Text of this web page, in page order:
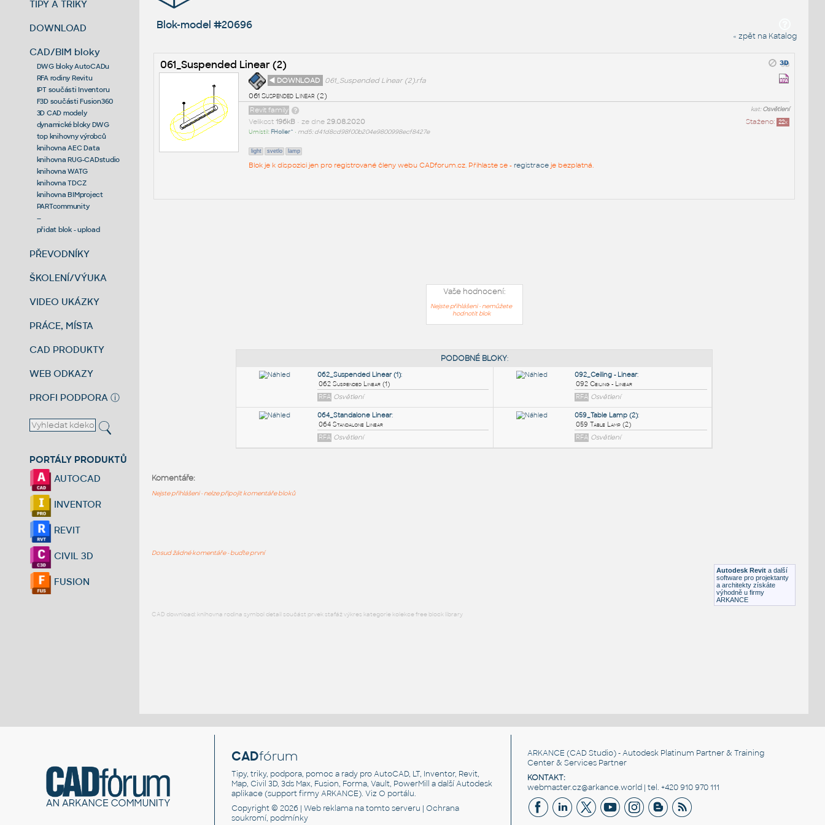
TIPY A TRIKY
DOWNLOAD
CAD/BIM bloky
DWG bloky AutoCADu
RFA rodiny Revitu
IPT součásti Inventoru
F3D součásti Fusion360
3D CAD modely
dynamické bloky DWG
top knihovny výrobců
knihovna AEC Data
knihovna RUG-CADstudio
knihovna WATG
knihovna TDCZ
knihovna BIMproject
PARTcommunity
--
přidat blok - upload
PŘEVODNÍKY
ŠKOLENÍ/VÝUKA
VIDEO UKÁZKY
PRÁCE, MÍSTA
CAD PRODUKTY
WEB ODKAZY
PROFI PODPORA ⓘ
PORTÁLY PRODUKTŮ
AUTOCAD
INVENTOR
REVIT
CIVIL 3D
FUSION
Blok-model #20696
« zpět na Katalog
061_Suspended Linear (2)
◄ DOWNLOAD
061_Suspended Linear (2).rfa
061 Suspended Linear (2)
kat:Osvětlení
Revit family
Staženo: 22x
Velikost 196kB• ze dne 29.08.2020
Umístil: FHoller^ • md5: d41d8cd98f00b204e9800998ecf8427e
light svetlo lamp
Blok je k dispozici jen pro registrované členy webu CADforum.cz. Přihlaste se - registraceje bezplatná.
Vaše hodnocení:
Nejste přihlášeni - nemůžete
hodnotit blok
Osvětlení
Autodesk Revit a další
software pro projektanty
a architekty získáte
výhodně u firmy
ARKANCE
Komentáře:
Nejste přihlášeni - nelze připojit komentáře bloků
Dosud žádné komentáře - buďte první
CAD download: knihovna rodina symbol detail součást prvek stafáž výkres kategorie kolekce free block library
CADfórum
Tipy, triky, podpora, pomoc a rady pro AutoCAD, LT, Inventor, Revit,
Map, Civil 3D, 3ds Max, Fusion, Forma, Vault, PowerMill a další Autodesk
aplikace (support firmy ARKANCE). VizO portálu.
Copyright © 2026 |Web reklama na tomto serveru |Ochrana
soukromí, podmínky
ARKANCE (CAD Studio) - Autodesk Platinum Partner & Training
Center & Services Partner
KONTAKT:
webmaster.cz@arkance.world | tel. +420 910 970 111